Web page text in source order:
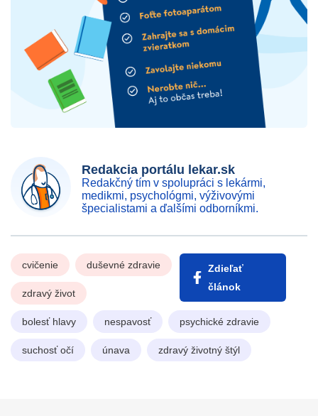
Redakcia portálu lekar.sk
Redakčný tím v spolupráci s lekármi,
medikmi, psychológmi, výživovými
špecialistami a ďalšími odborníkmi.
cvičenie duševné zdravie
zdravý život
Zdieľať
článok
bolesť hlavy nespavosť psychické zdravie
suchosť očí únava zdravý životný štýl